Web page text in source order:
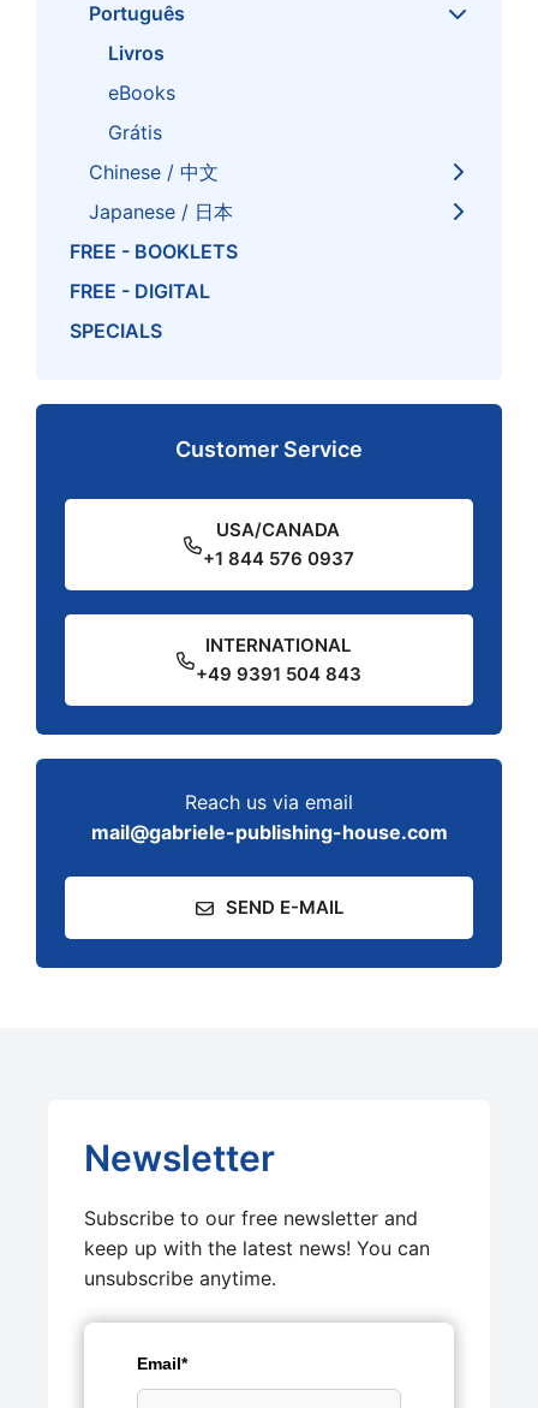
Português
Livros
eBooks
Grátis
Chinese / 中文
Japanese / 日本
FREE - BOOKLETS
FREE - DIGITAL
SPECIALS
Customer Service
USA/CANADA
+1 844 576 0937
INTERNATIONAL
+49 9391 504 843
Reach us via email
mail@gabriele-publishing-house.com
SEND E-MAIL
Newsletter
Subscribe to our free newsletter and
keep up with the latest news! You can
unsubscribe anytime.
Email*